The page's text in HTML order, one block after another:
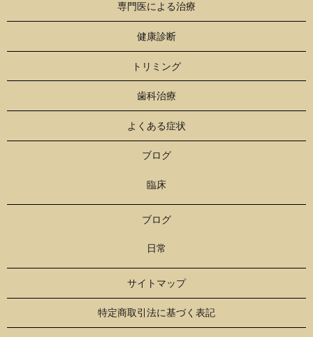
専門医による治療
健康診断
トリミング
歯科治療
よくある症状
ブログ
臨床
ブログ
日常
サイトマップ
特定商取引法に基づく表記